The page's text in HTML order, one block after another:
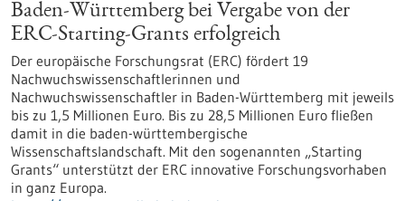
Baden-Württemberg bei Vergabe von der
ERC-Starting-Grants erfolgreich
Der europäische Forschungsrat (ERC) fördert 19
Nachwuchswissenschaftlerinnen und
Nachwuchswissenschaftler in Baden-Württemberg mit jeweils
bis zu 1,5 Millionen Euro. Bis zu 28,5 Millionen Euro fließen
damit in die baden-württembergische
Wissenschaftslandschaft. Mit den sogenannten „Starting
Grants“ unterstützt der ERC innovative Forschungsvorhaben
in ganz Europa.